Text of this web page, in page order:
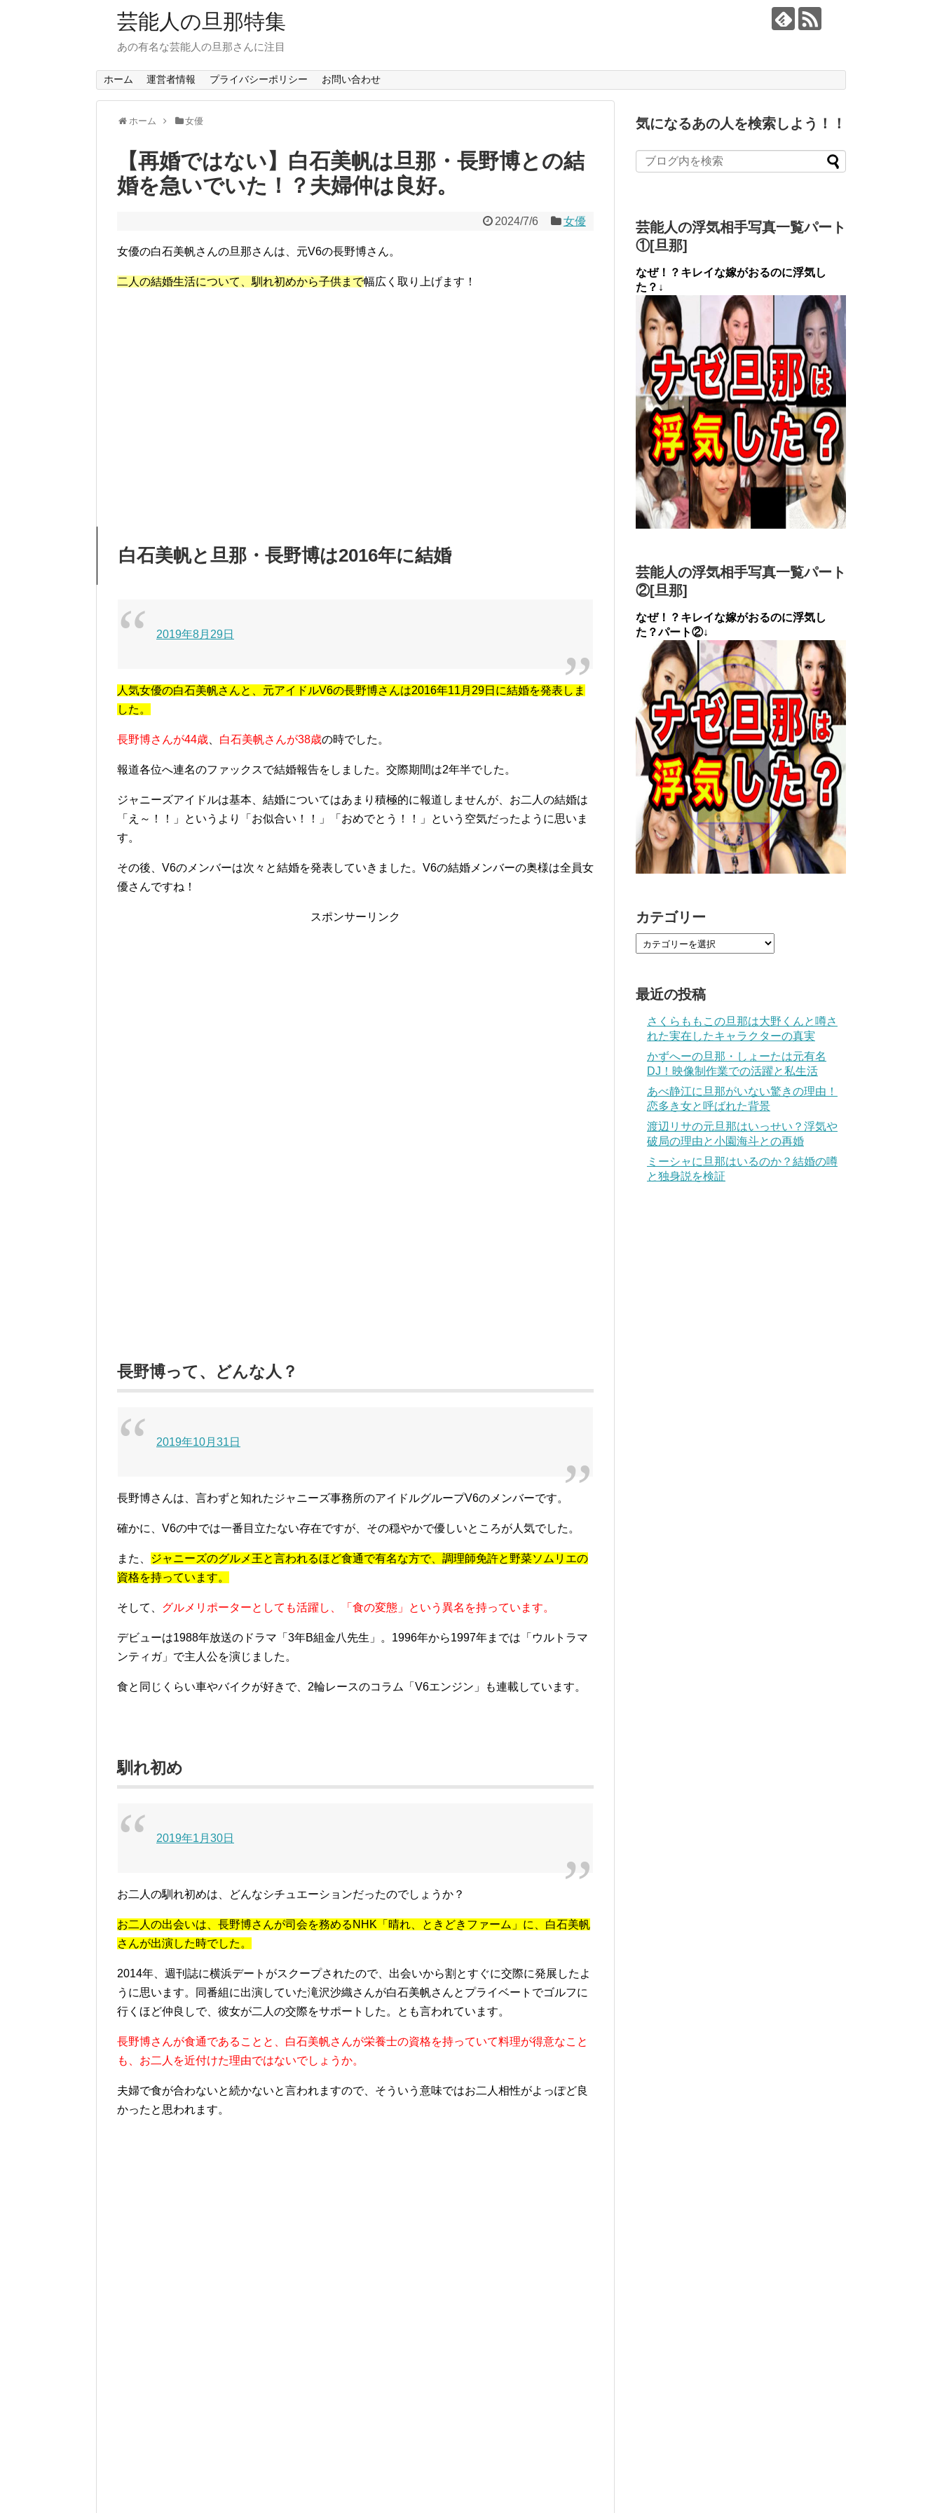
芸能人の旦那特集
あの有名な芸能人の旦那さんに注目
ホーム 運営者情報 プライバシーポリシー お問い合わせ
ホーム 女優
【再婚ではない】白石美帆は旦那・長野博との結
婚を急いでいた！？夫婦仲は良好。
2024/7/6 女優
女優の白石美帆さんの旦那さんは、元V6の長野博さん。
二人の結婚生活について、馴れ初めから子供まで幅広く取り上げます！
白石美帆と旦那・長野博は2016年に結婚
2019年8月29日
人気女優の白石美帆さんと、元アイドルV6の長野博さんは2016年11月29日に結婚を発表しま
した。
長野博さんが44歳 白石美帆さんが38歳の時でした。
報道各位へ連名のファックスで結婚報告をしました。交際期間は2年半でした。
ジャニーズアイドルは基本、結婚についてはあまり積極的に報道しませんが、お二人の結婚は
「え～！！」というより「お似合い！！」「おめでとう！！」という空気だったように思いま
す。
その後、V6のメンバーは次々と結婚を発表していきました。V6の結婚メンバーの奥様は全員女
優さんですね！
スポンサーリンク
長野博って、どんな人？
2019年10月31日
長野博さんは、言わずと知れたジャニーズ事務所のアイドルグループV6のメンバーです。
確かに、V6の中では一番目立たない存在ですが、その穏やかで優しいところが人気でした。
また、
ジャニーズのグルメ王と言われるほど食通で有名な方で、調理師免許と野菜ソムリエの
資格を持っています。
そして、 グルメリポーターとしても活躍し、「食の変態」という異名を持っています。
デビューは1988年放送のドラマ「3年B組金八先生」。1996年から1997年までは「ウルトラマ
ンティガ」で主人公を演じました。
食と同じくらい車やバイクが好きで、2輪レースのコラム「V6エンジン」も連載しています。
馴れ初め
2019年1月30日
お二人の馴れ初めは、どんなシチュエーションだったのでしょうか？
お二人の出会いは、長野博さんが司会を務めるNHK「晴れ、ときどきファーム」に、白石美帆
さんが出演した時でした。
2014年、週刊誌に横浜デートがスクープされたので、出会いから割とすぐに交際に発展したよ
うに思います。同番組に出演していた滝沢沙織さんが白石美帆さんとプライベートでゴルフに
行くほど仲良しで、彼女が二人の交際をサポートした。とも言われています。
長野博さんが食通であることと、白石美帆さんが栄養士の資格を持っていて料理が得意なこと
も、お二人を近付けた理由ではないでしょうか。
夫婦で食が合わないと続かないと言われますので、そういう意味ではお二人相性がよっぽど良
かったと思われます。
気になるあの人を検索しよう！！
芸能人の浮気相手写真一覧パート
①[旦那]
なぜ！？キレイな嫁がおるのに浮気し
た？↓
芸能人の浮気相手写真一覧パート
②[旦那]
なぜ！？キレイな嫁がおるのに浮気し
た？パート②↓
カテゴリー
最近の投稿
さくらももこの旦那は大野くんと噂さ
れた実在したキャラクターの真実
かずへーの旦那・しょーたは元有名
DJ！映像制作業での活躍と私生活
あべ静江に旦那がいない驚きの理由！
恋多き女と呼ばれた背景
渡辺リサの元旦那はいっせい？浮気や
破局の理由と小園海斗との再婚
ミーシャに旦那はいるのか？結婚の噂
と独身説を検証